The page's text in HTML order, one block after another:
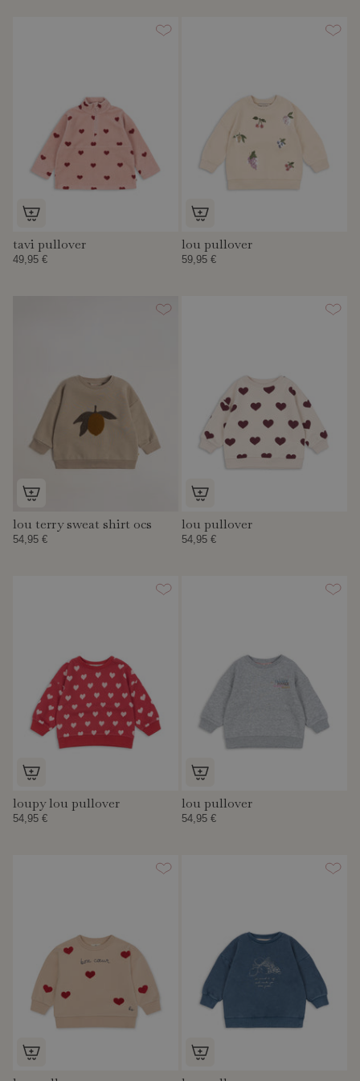
tavi pullover
49,95 €
lou pullover
59,95 €
lou terry sweat shirt ocs
54,95 €
lou pullover
54,95 €
loupy lou pullover
54,95 €
lou pullover
54,95 €